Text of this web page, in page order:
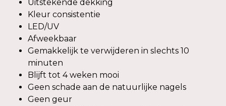
Uitstekende dekking
Kleur consistentie
LED/UV
Afweekbaar
Gemakkelijk te verwijderen in slechts 10
minuten
Blijft tot 4 weken mooi
Geen schade aan de natuurlijke nagels
Geen geur